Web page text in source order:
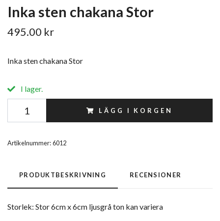
Inka sten chakana Stor
495.00 kr
Inka sten chakana Stor
I lager.
LÄGG I KORGEN
Artikelnummer:6012
PRODUKTBESKRIVNING RECENSIONER
Storlek: Stor 6cm x 6cm ljusgrå ton kan variera